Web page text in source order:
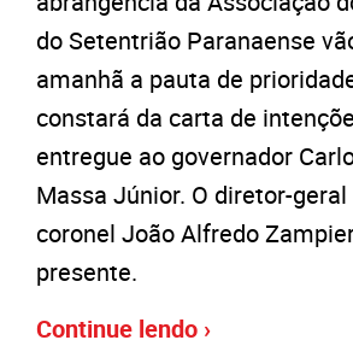
do Setentrião Paranaense
amanhã a pauta de
constará da carta de
entregue ao governador
Massa Júnior. O diretor-geral
coronel João Alfredo
presente.
Continue lendo ›